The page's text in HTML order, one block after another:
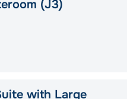
(J3)
with Large